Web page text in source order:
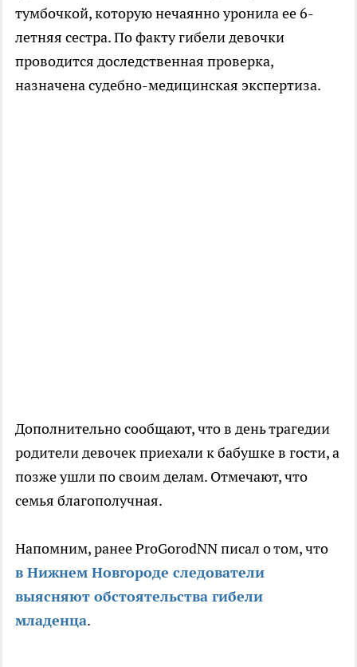
тумбочкой, которую нечаянно уронила ее 6-
летняя сестра. По факту гибели девочки
проводится доследственная проверка,
назначена судебно-медицинская экспертиза.
Дополнительно сообщают, что в день трагедии
родители девочек приехали к бабушке в гости, а
позже ушли по своим делам. Отмечают, что
семья благополучная.
Напомним, ранее ProGorodNN писал о том, что
в Нижнем Новгороде следователи
выясняют обстоятельства гибели
младенца.